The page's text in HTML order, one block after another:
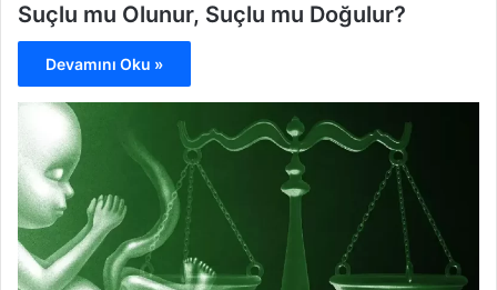
Suçlu mu Olunur, Suçlu mu Doğulur?
Devamını Oku »